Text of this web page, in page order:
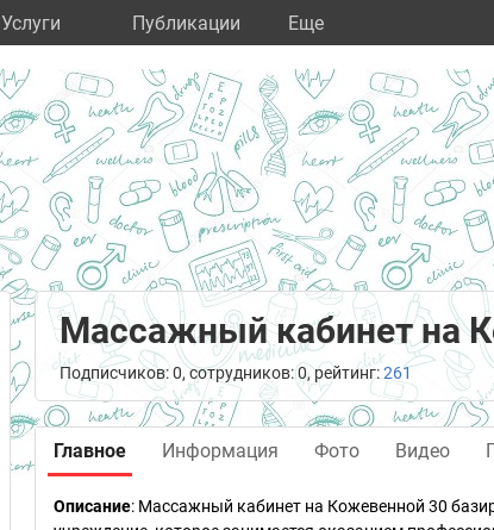
Услуги Публикации Eще
Массажный кабинет на
Подписчиков: 0, сотрудников: 0, рейтинг:261
Главное Информация Фото Видео
Описание: Массажный кабинет на Кожевенной 30